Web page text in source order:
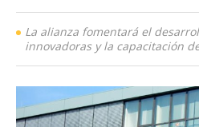
La alianza fomentará el
innovadoras y la capacitación